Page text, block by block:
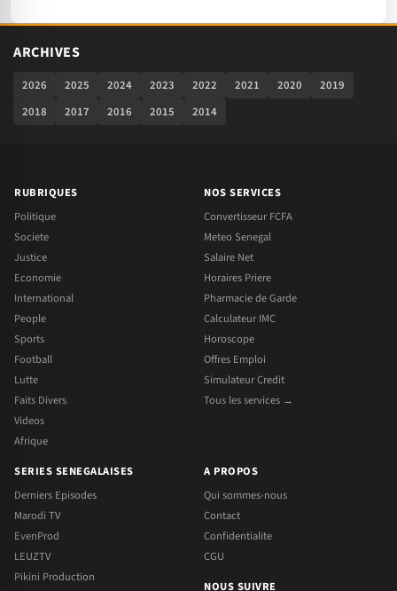
ARCHIVES
2026 2025 2024 2023 2022 2021 2020
2019
2018
2017 2016 2015 2014
RUBRIQUES
Politique
Societe
Justice
Economie
International
People
Sports
Football
Lutte
Faits Divers
Videos
Afrique
NOS SERVICES
Convertisseur FCFA
Meteo Senegal
Salaire Net
Horaires Priere
Pharmacie de Garde
Calculateur IMC
Horoscope
Offres Emploi
Simulateur Credit
Tous les services →
SERIES SENEGALAISES
Derniers Episodes
Marodi TV
EvenProd
LEUZTV
Pikini Production
A PROPOS
Qui sommes-nous
Contact
Confidentialite
CGU
NOUS SUIVRE